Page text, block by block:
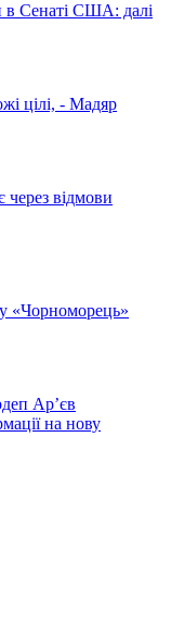
в Сенаті США: далі
цілі, - Мадяр
відмови
«Чорноморець»
Ар’єв
на нову